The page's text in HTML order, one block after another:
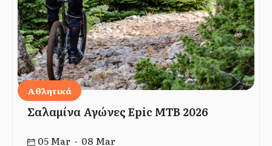
Αθλητικά
Σαλαμίνα Αγώνες Epic MTB 2026
05 Mar - 08 Mar